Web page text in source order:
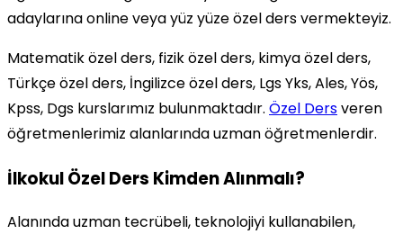
adaylarına online veya yüz yüze özel ders vermekteyiz.
Matematik özel ders, fizik özel ders, kimya özel ders,
Türkçe özel ders, İngilizce özel ders, Lgs Yks, Ales, Yös,
Kpss, Dgs kurslarımız bulunmaktadır. Özel Dersveren
öğretmenlerimiz alanlarında uzman öğretmenlerdir.
İlkokul Özel Ders Kimden Alınmalı?
Alanında uzman tecrübeli, teknolojiyi kullanabilen,